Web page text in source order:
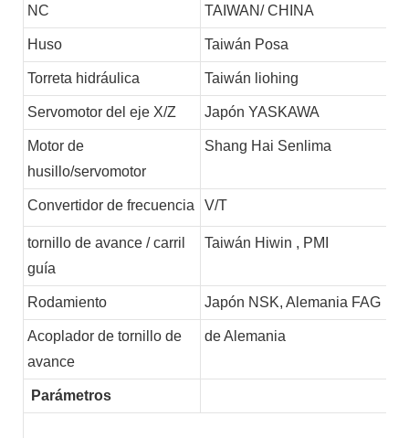
NC TAIWAN/ CHINA
Huso Taiwán Posa
Torreta hidráulica Taiwán liohing
Servomotor del eje X/Z Japón YASKAWA
Motor de
husillo/servomotor
Shang Hai Senlima
Convertidor de frecuencia V/T
tornillo de avance / carril
guía
Taiwán Hiwin , PMI
Rodamiento Japón NSK, Alemania FAG
Acoplador de tornillo de
avance
de Alemania
Parámetros